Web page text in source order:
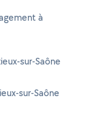
à
sur-Saône
sur-Saône